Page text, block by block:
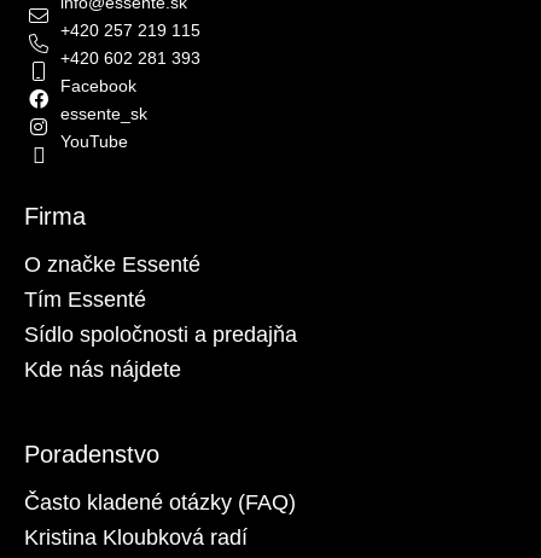
+420 257 219 115
+420 602 281 393
Facebook
essente_sk
YouTube
Firma
O značke Essenté
Tím Essenté
Sídlo spoločnosti a predajňa
Kde nás nájdete
Poradenstvo
Často kladené otázky (FAQ)
Kristina Kloubková radí